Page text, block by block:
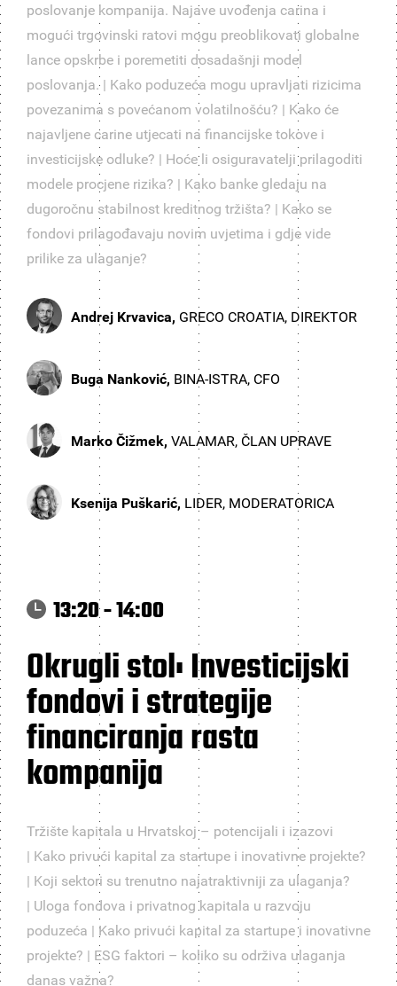
poslovanje kompanija. Najave uvođenja carina i
mogući trgovinski ratovi mogu preoblikovati globalne
lance opskrbe i poremetiti dosadašnji model
poslovanja. | Kako poduzeća mogu upravljati rizicima
povezanima s povećanom volatilnošću? | Kako će
najavljene carine utjecati na financijske tokove i
investicijske odluke? | Hoće li osiguravatelji prilagoditi
modele procjene rizika? | Kako banke gledaju na
dugoročnu stabilnost kreditnog tržišta? | Kako se
fondovi prilagođavaju novim uvjetima i gdje vide
prilike za ulaganje?
Andrej Krvavica, GRECO CROATIA, DIREKTOR
Buga Nanković, BINA-ISTRA, CFO
Marko Čižmek, VALAMAR, ČLAN UPRAVE
Ksenija Puškarić, LIDER, MODERATORICA
13:20 - 14:00
Okrugli stol: Investicijski
fondovi i strategije
financiranja rasta
kompanija
Tržište kapitala u Hrvatskoj – potencijali i izazovi
| Kako privući kapital za startupe i inovativne projekte?
| Koji sektori su trenutno najatraktivniji za ulaganja?
| Uloga fondova i privatnog kapitala u razvoju
poduzeća | Kako privući kapital za startupe i inovativne
projekte? | ESG faktori – koliko su održiva ulaganja
danas važna?